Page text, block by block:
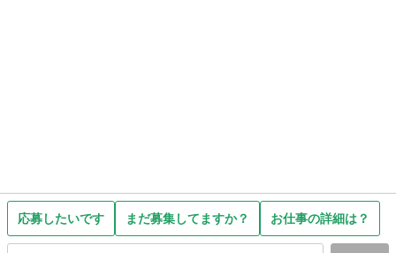
応募したいです まだ募集してますか？ お仕事の詳細は？